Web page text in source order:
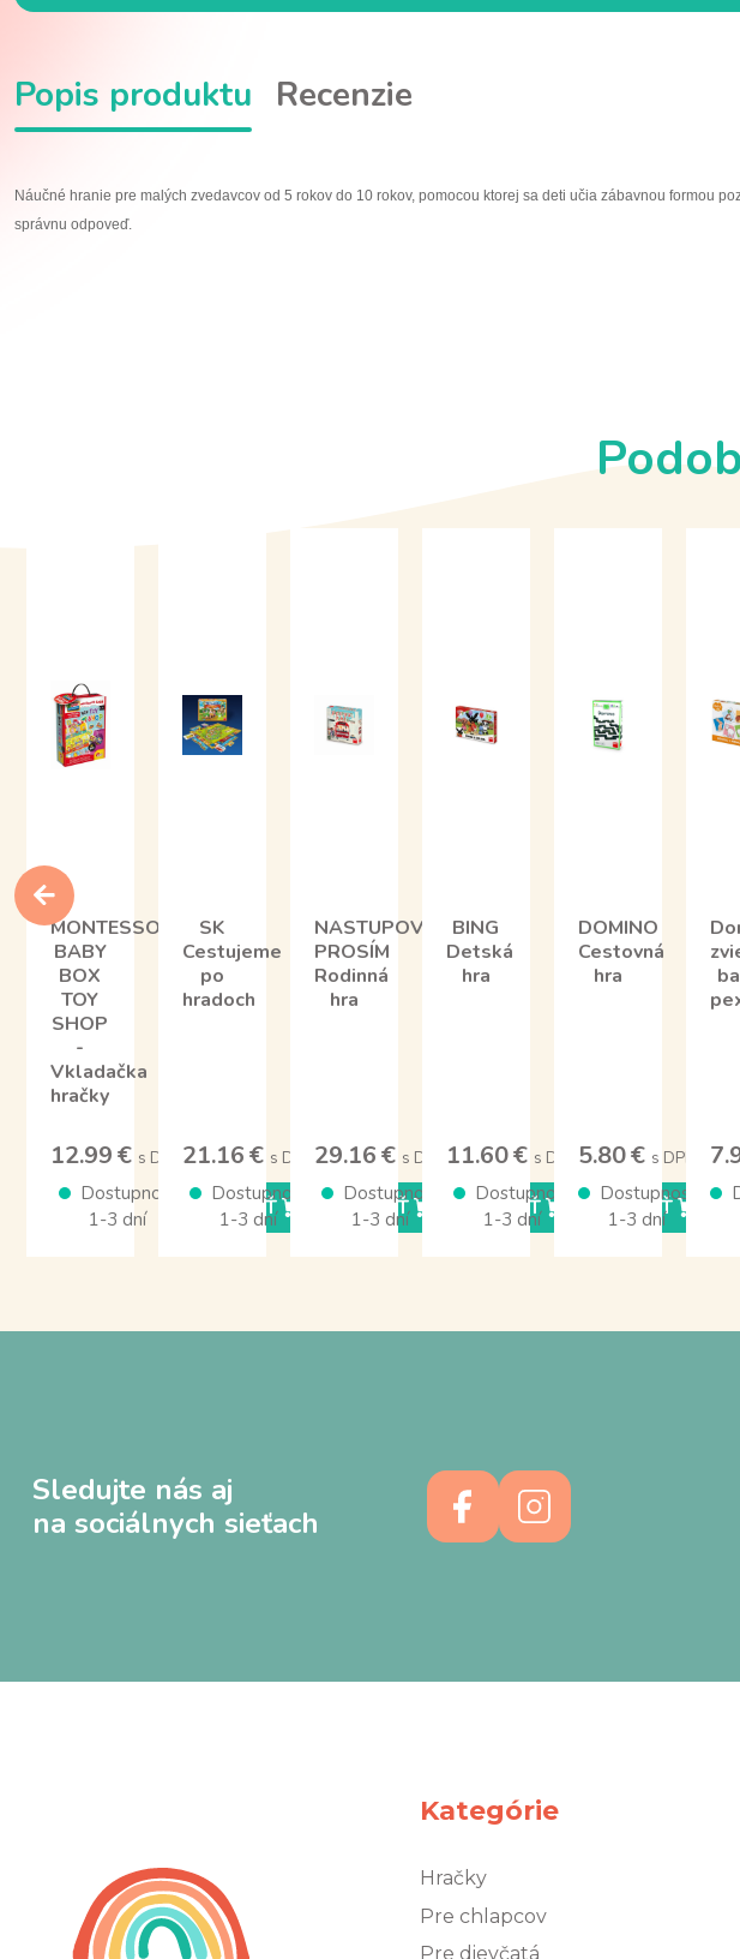
Popis produktu Recenzie
Náučné hranie pre malých zvedavcov od 5 rokov do 10 rokov, pomocou ktorej sa deti učia zábavnou formou
správnu odpoveď.
MONTESSORI
BABY
BOX
TOY
SHOP
-
Vkladačka
hračky
12.99 € s DPH
Dostupnosť
1-3 dní
KÚPIŤ
SK
Cestujeme
po
hradoch
21.16 € s DPH
Dostupnosť
1-3 dní
KÚPIŤ
NASTUPOVAŤ
PROSÍM
Rodinná
hra
29.16 € s DPH
Dostupnosť
1-3 dní
KÚPIŤ
BING
Detská
hra
11.60 € s DPH
Dostupnosť
1-3 dní
KÚPIŤ
DOMINO
Cestovná
hra
5.80 € s DPH
Dostupnosť
1-3 dní
Sledujte nás aj
na sociálnych sieťach
Kategórie
Hračky
Pre chlapcov
Pre dievčatá